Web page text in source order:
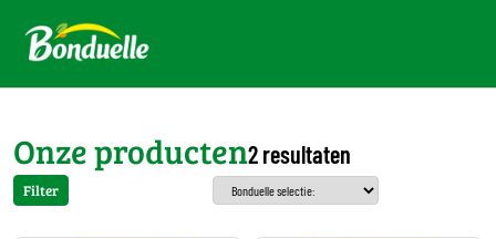
Onze producten2 resultaten
Filter